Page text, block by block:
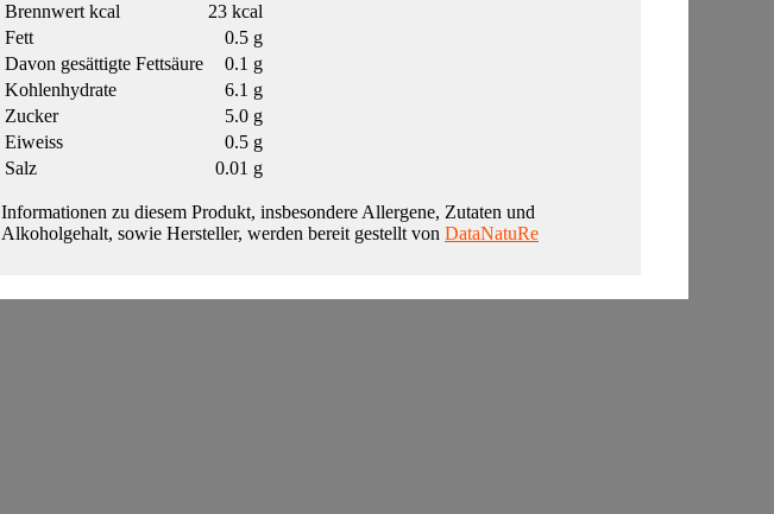
Brennwert kcal
23 kcal
Fett
0.5 g
Davon gesättigte Fettsäure
0.1 g
Kohlenhydrate
6.1 g
Zucker
5.0 g
Eiweiss
0.5 g
Salz
0.01 g
Informationen zu diesem Produkt, insbesondere Allergene, Zutaten und
Alkoholgehalt, sowie Hersteller, werden bereit gestellt von DataNatuRe